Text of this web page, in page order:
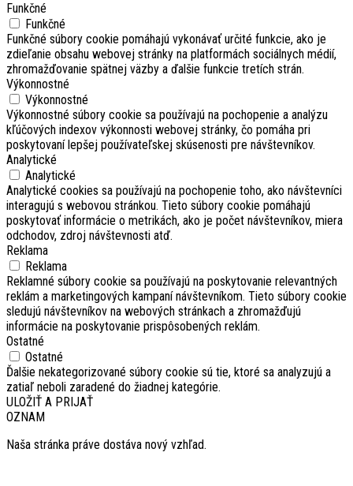
Funkčné
Funkčné
Funkčné súbory cookie pomáhajú vykonávať určité funkcie, ako je
zdieľanie obsahu webovej stránky na platformách sociálnych médií,
zhromažďovanie spätnej väzby a ďalšie funkcie tretích strán.
Výkonnostné
Výkonnostné
Výkonnostné súbory cookie sa používajú na pochopenie a analýzu
kľúčových indexov výkonnosti webovej stránky, čo pomáha pri
poskytovaní lepšej používateľskej skúsenosti pre návštevníkov.
Analytické
Analytické
Analytické cookies sa používajú na pochopenie toho, ako návštevníci
interagujú s webovou stránkou. Tieto súbory cookie pomáhajú
poskytovať informácie o metrikách, ako je počet návštevníkov, miera
odchodov, zdroj návštevnosti atď.
Reklama
Reklama
Reklamné súbory cookie sa používajú na poskytovanie relevantných
reklám a marketingových kampaní návštevníkom. Tieto súbory cookie
sledujú návštevníkov na webových stránkach a zhromažďujú
informácie na poskytovanie prispôsobených reklám.
Ostatné
Ostatné
Ďalšie nekategorizované súbory cookie sú tie, ktoré sa analyzujú a
zatiaľ neboli zaradené do žiadnej kategórie.
ULOŽIŤ A PRIJAŤ
OZNAM
Naša stránka práve dostáva nový vzhľad.